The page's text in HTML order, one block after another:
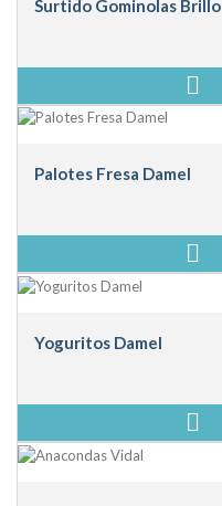
Surtido Gominolas Brillo
Palotes Fresa Damel
Yoguritos Damel